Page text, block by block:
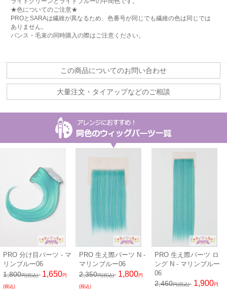
★色についてのご注意★
PROとSARAは繊維が異なるため、色番号が同じでも繊維の色は同じでは
ありません。
バンス・毛束の同時購入の際はご注意ください。
この商品についてのお問い合わせ
大量注文・タイアップなどのご相談
PRO 分け目パーツ - マ
リンブルー06
1,800円(税込) 1,650円
(税込)
PRO 生え際パーツ N -
マリンブルー06
2,350円(税込) 1,800円
(税込)
PRO 生え際パーツ ロ
ング N - マリンブルー
06
2,460円(税込) 1,900円